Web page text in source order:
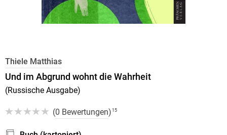
Thiele Matthias
Und im Abgrund wohnt die Wahrheit
(Russische Ausgabe)
(0 Bewertungen) 15